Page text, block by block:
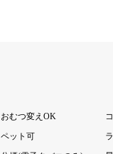
おむつ変えOK
ペット可